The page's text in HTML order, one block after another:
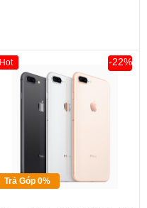
Trả Góp 0%
-22%
Hot